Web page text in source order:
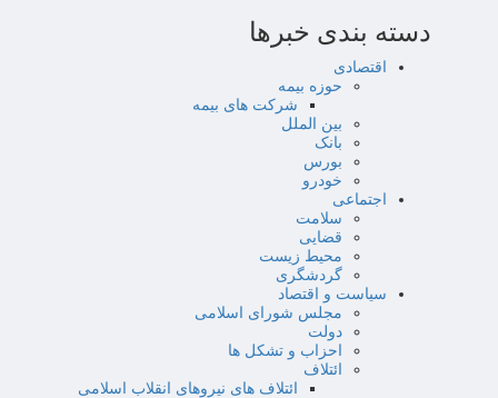
دسته بندی خبرها
اقتصادی
حوزه بیمه
شرکت های بیمه
بین الملل
بانک
بورس
خودرو
اجتماعی
سلامت
قضایی
محیط زیست
گردشگری
سیاست و اقتصاد
مجلس شورای اسلامی
دولت
احزاب و تشکل ها
ائتلاف
ائتلاف های نیروهای انقلاب اسلامی